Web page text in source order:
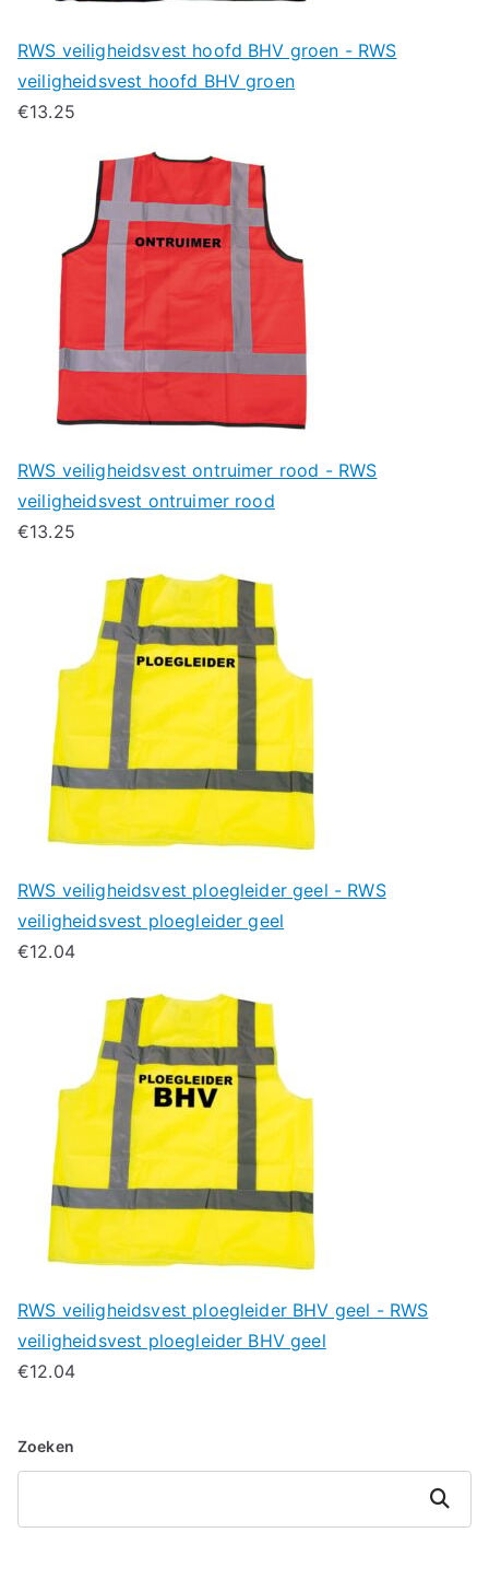
RWS veiligheidsvest hoofd BHV groen - RWS
veiligheidsvest hoofd BHV groen
€13.25
RWS veiligheidsvest ontruimer rood - RWS
veiligheidsvest ontruimer rood
€13.25
RWS veiligheidsvest ploegleider geel - RWS
veiligheidsvest ploegleider geel
€12.04
RWS veiligheidsvest ploegleider BHV geel - RWS
veiligheidsvest ploegleider BHV geel
€12.04
Zoeken
Zoeken